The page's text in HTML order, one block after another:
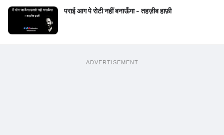
पराई आग पे रोटी नहीं बनाऊँगा - तहज़ीब हाफ़ी
ADVERTISEMENT